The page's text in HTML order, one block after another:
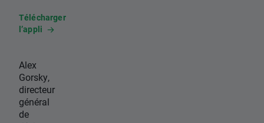
Télécharger
l’appli
Alex
Gorsky,
directeur
général
de